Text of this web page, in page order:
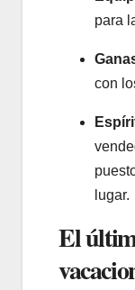
para
con
lugar.
El